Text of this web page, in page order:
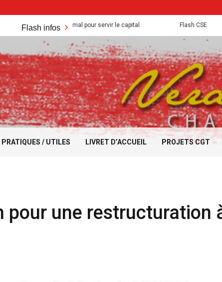
Flash infos
acquis sont mis a mal pour servir le capital Flash CSE
PRATIQUES / UTILES LIVRET D’ACCUEIL PROJETS CGT
pour une restructuration